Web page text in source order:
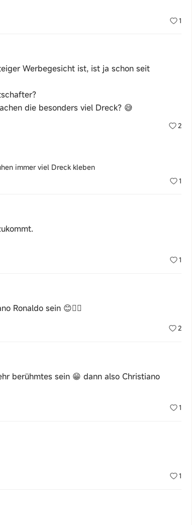
1
Werbegesicht ist, ist ja schon seit
die besonders viel Dreck? 😅
2
immer viel Dreck kleben
1
1
Ronaldo sein 😊👍🏼
2
berühmtes sein 😁 dann also Christiano
1
1